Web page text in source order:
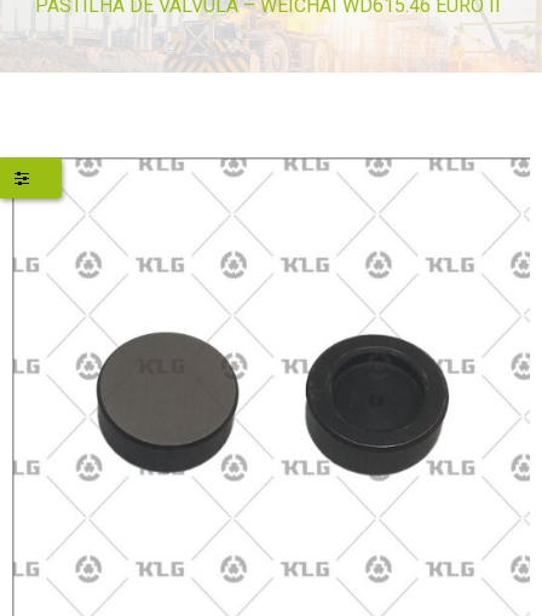
PASTILHA DE VÁLVULA – WEICHAI WD615.46 EURO II